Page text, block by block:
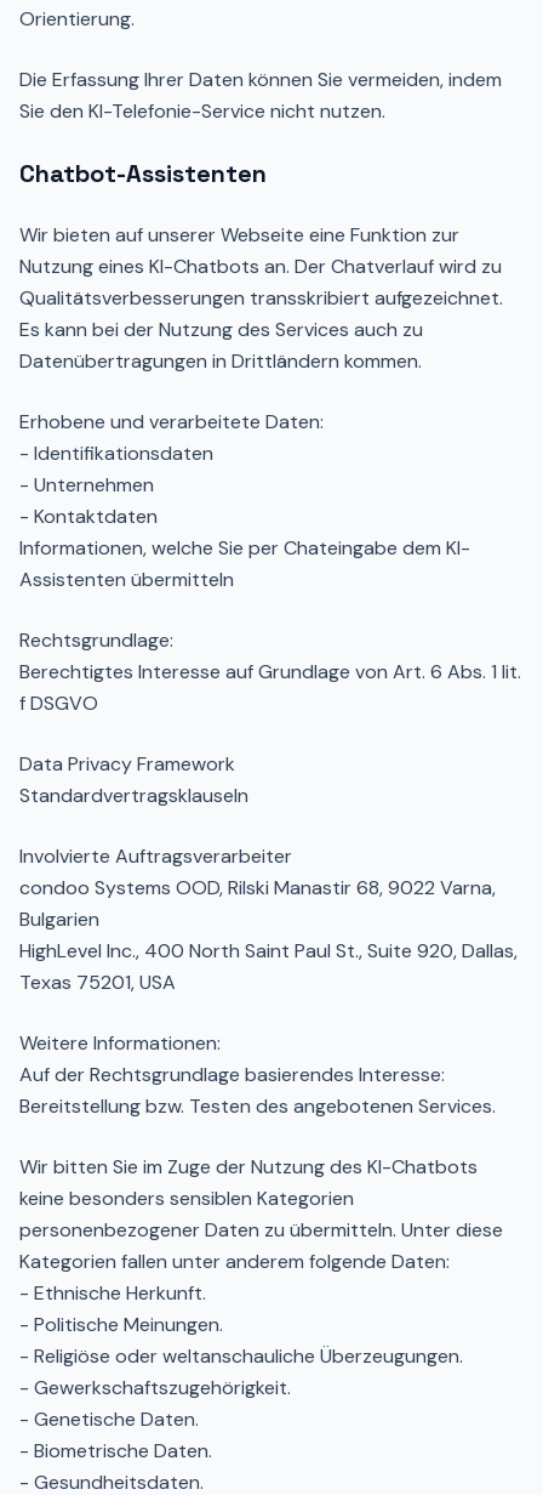
Orientierung.
Die Erfassung Ihrer Daten können Sie vermeiden, indem
Sie den KI-Telefonie-Service nicht nutzen.
Chatbot-Assistenten
Wir bieten auf unserer Webseite eine Funktion zur
Nutzung eines KI-Chatbots an. Der Chatverlauf wird zu
Qualitätsverbesserungen transskribiert aufgezeichnet.
Es kann bei der Nutzung des Services auch zu
Datenübertragungen in Drittländern kommen.
Erhobene und verarbeitete Daten:
- Identifikationsdaten
- Unternehmen
- Kontaktdaten
Informationen, welche Sie per Chateingabe dem KI-
Assistenten übermitteln
Rechtsgrundlage:
Berechtigtes Interesse auf Grundlage von Art. 6 Abs. 1 lit.
f DSGVO
Data Privacy Framework
Standardvertragsklauseln
Involvierte Auftragsverarbeiter
condoo Systems OOD, Rilski Manastir 68, 9022 Varna,
Bulgarien
HighLevel Inc., 400 North Saint Paul St., Suite 920, Dallas,
Texas 75201, USA
Weitere Informationen:
Auf der Rechtsgrundlage basierendes Interesse:
Bereitstellung bzw. Testen des angebotenen Services.
Wir bitten Sie im Zuge der Nutzung des KI-Chatbots
keine besonders sensiblen Kategorien
personenbezogener Daten zu übermitteln. Unter diese
Kategorien fallen unter anderem folgende Daten:
- Ethnische Herkunft.
- Politische Meinungen.
- Religiöse oder weltanschauliche Überzeugungen.
- Gewerkschaftszugehörigkeit.
- Genetische Daten.
- Biometrische Daten.
- Gesundheitsdaten.